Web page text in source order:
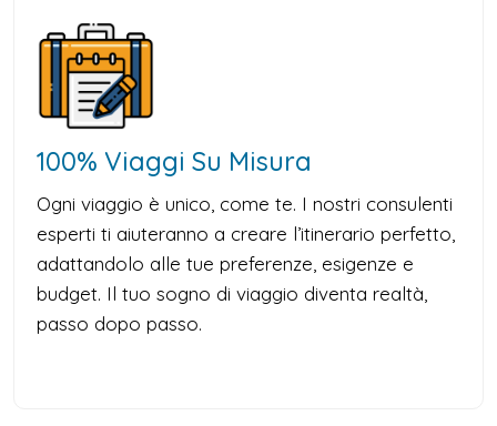
100% Viaggi Su Misura
Ogni viaggio è unico, come te. I nostri consulenti
esperti ti aiuteranno a creare l’itinerario perfetto,
adattandolo alle tue preferenze, esigenze e
budget. Il tuo sogno di viaggio diventa realtà,
passo dopo passo.